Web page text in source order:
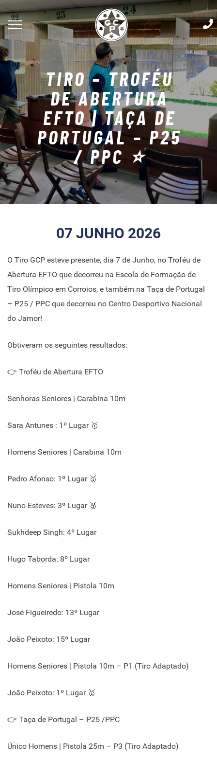
TIRO – TROFÉU
DE ABERTURA
EFTO | TAÇA DE
PORTUGAL – P25
/ PPC ⭐
07 JUNHO 2026
O Tiro GCP esteve presente, dia 7 de Junho, no Troféu de
Abertura EFTO que decorreu na Escola de Formação de
Tiro Olímpico em Corroios, e também na Taça de Portugal
– P25 / PPC que decorreu no Centro Desportivo Nacional
do Jamor!
Obtiveram os seguintes resultados:
👉 Troféu de Abertura EFTO
Senhoras Seniores | Carabina 10m
Sara Antunes : 1º Lugar 🥇
Homens Seniores | Carabina 10m
Pedro Afonso: 1º Lugar 🥇
Nuno Esteves: 3º Lugar 🥉
Sukhdeep Singh: 4º Lugar
Hugo Taborda: 8º Lugar
Homens Seniores | Pistola 10m
José Figueiredo: 13º Lugar
João Peixoto: 15º Lugar
Homens Seniores | Pistola 10m – P1 (Tiro Adaptado)
João Peixoto: 1º Lugar 🥇
👉 Taça de Portugal – P25 /PPC
Único Homens | Pistola 25m – P3 (Tiro Adaptado)